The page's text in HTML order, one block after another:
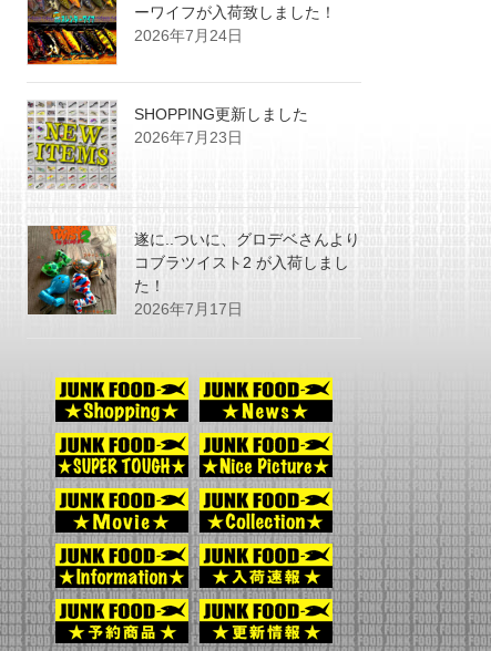
ーワイフが入荷致しました！
2026年7月24日
SHOPPING更新しました
2026年7月23日
遂に..ついに、グロデベさんより
コブラツイスト2 が入荷しまし
た！
2026年7月17日